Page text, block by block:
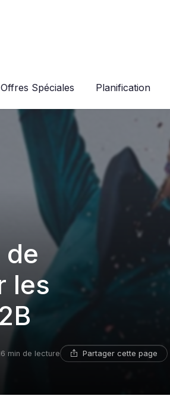
Offres Spéciales Planification
les
min de lecture Partager cette page